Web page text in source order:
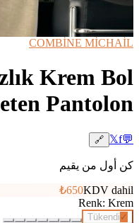
‹
🔍
Büyüt
⚡ Hızlı Teslimat
COMBİNE MİCHAİL
Krem Bol
Pantolon
💬
𝕏f
🔗
كن أول من يقيم
₺650KDV dahil
Renk: Krem
✓
Tükendi